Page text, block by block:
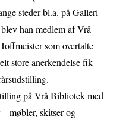
steder bl.a. på Galleri
han medlem af Vrå
som overtalte
store anerkendelse fik
på Vrå Bibliotek med
møbler, skitser og